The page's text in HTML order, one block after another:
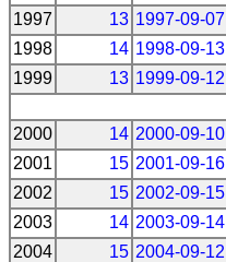
1997
13 1997-09-07
1998
14 1998-09-13
1999
13 1999-09-12
2000 14 2000-09-10
2001
15 2001-09-16
2002
15 2002-09-15
2003
14 2003-09-14
2004
15 2004-09-12